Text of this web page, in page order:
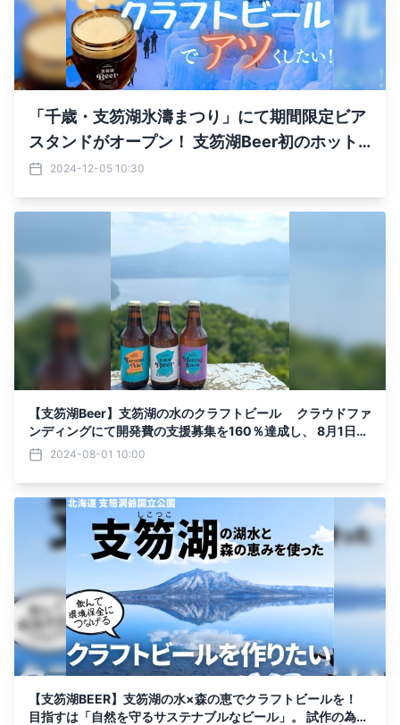
「千歳・支笏湖氷濤まつり」にて期間限定ビア
スタンドがオープン！ 支笏湖Beer初のホット
ビール発売 ホットビール専用機材や開発費の
2024-12-05 10:30
【支笏湖Beer】支笏湖の水のクラフトビール クラウドファ
ンディングにて開発費の支援募集を160％達成し、 8月1日い
よいよ一般発売開始
2024-08-01 10:00
【支笏湖BEER】支笏湖の水×森の恵でクラフトビールを！
目指すは「自然を守るサステナブルなビール」。 試作の為の